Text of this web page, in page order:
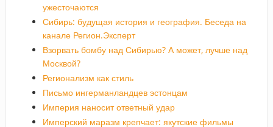
ужесточаются
Сибирь: будущая история и география. Беседа на
канале Регион.Эксперт
Взорвать бомбу над Сибирью? А может, лучше над
Москвой?
Регионализм как стиль
Письмо ингерманландцев эстонцам
Империя наносит ответный удар
Имперский маразм крепчает: якутские фильмы